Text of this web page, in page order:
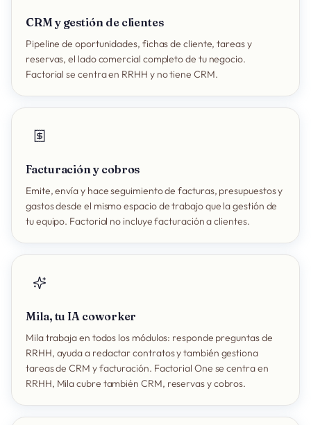
CRM y gestión de clientes
Pipeline de oportunidades, fichas de cliente, tareas y
reservas, el lado comercial completo de tu negocio.
Factorial se centra en RRHH y no tiene CRM.
Facturación y cobros
Emite, envía y hace seguimiento de facturas, presupuestos y
gastos desde el mismo espacio de trabajo que la gestión de
tu equipo. Factorial no incluye facturación a clientes.
Mila, tu IA coworker
Mila trabaja en todos los módulos: responde preguntas de
RRHH, ayuda a redactar contratos y también gestiona
tareas de CRM y facturación. Factorial One se centra en
RRHH, Mila cubre también CRM, reservas y cobros.